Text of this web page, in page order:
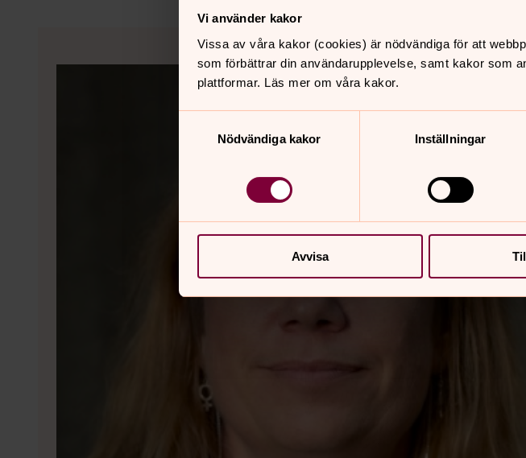
Vi använder kakor
Vissa av våra kakor (cookies) är nödvändiga för att
som förbättrar din användarupplevelse, samt kakor som
plattformar. Läs mer om våra kakor.
Nödvändiga kakor
Inställningar
Avvisa